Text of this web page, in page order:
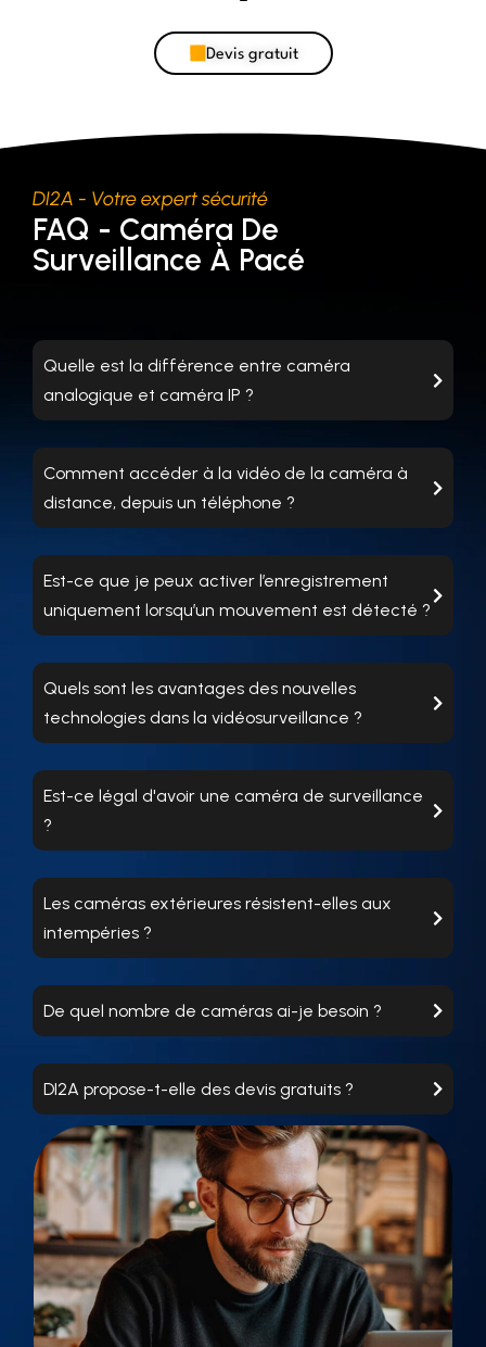
Devis gratuit
DI2A - Votre expert sécurité
FAQ - Caméra De
Surveillance À Pacé
Quelle est la différence entre caméra
analogique et caméra IP ?
Comment accéder à la vidéo de la caméra à
distance, depuis un téléphone ?
Est-ce que je peux activer l’enregistrement
uniquement lorsqu’un mouvement est détecté ?
Quels sont les avantages des nouvelles
technologies dans la vidéosurveillance ?
Est-ce légal d'avoir une caméra de surveillance
?
Les caméras extérieures résistent-elles aux
intempéries ?
De quel nombre de caméras ai-je besoin ?
DI2A propose-t-elle des devis gratuits ?